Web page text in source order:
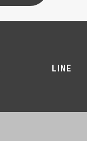
LINE